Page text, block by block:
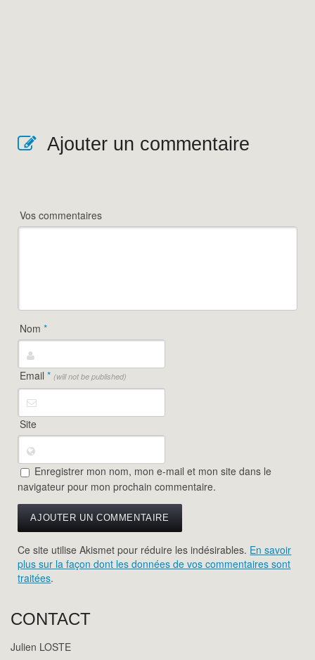
Ajouter un commentaire
Vos commentaires
Nom*
Email* (will not be published)
Site
Enregistrer mon nom, mon e-mail et mon site dans le
navigateur pour mon prochain commentaire.
Ce site utilise Akismet pour réduire les indésirables. En savoir
plus sur la façon dont les données de vos commentaires sont
traitées.
CONTACT
Julien LOSTE